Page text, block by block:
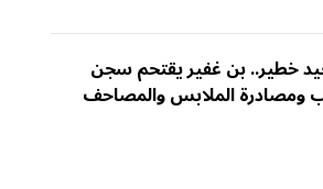
خطير.. بن غفير يقتحم سجن
ومصادرة الملابس والمصاحف